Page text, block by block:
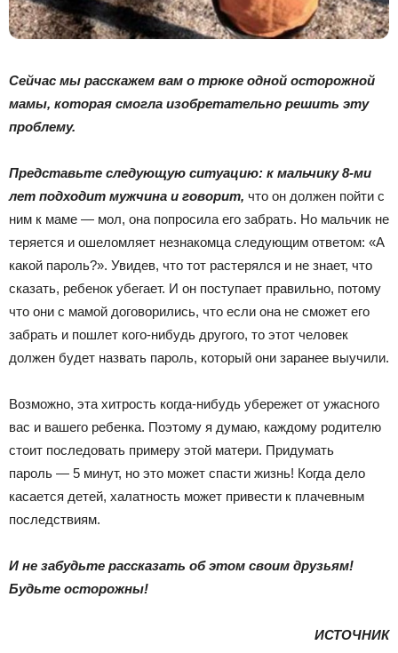
Сейчас мы расскажем вам о трюке одной осторожной
мамы, которая смогла изобретательно решить эту
проблему.
Представьте следующую ситуацию: к мальчику 8-ми
лет подходит мужчина и говорит, что он должен пойти с
ним к маме — мол, она попросила его забрать. Но мальчик не
теряется и ошеломляет незнакомца следующим ответом: «А
какой пароль?». Увидев, что тот растерялся и не знает, что
сказать, ребенок убегает. И он поступает правильно, потому
что они с мамой договорились, что если она не сможет его
забрать и пошлет кого-нибудь другого, то этот человек
должен будет назвать пароль, который они заранее выучили.
Возможно, эта хитрость когда-нибудь убережет от ужасного
вас и вашего ребенка. Поэтому я думаю, каждому родителю
стоит последовать примеру этой матери. Придумать
пароль — 5 минут, но это может спасти жизнь! Когда дело
касается детей, халатность может привести к плачевным
последствиям.
И не забудьте рассказать об этом своим друзьям!
Будьте осторожны!
ИСТОЧНИК